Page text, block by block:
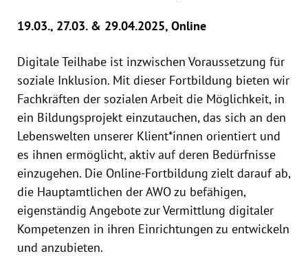
19.03., 27.03. & 29.04.2025, Online
Digitale Teilhabe ist inzwischen Voraussetzung für
soziale Inklusion. Mit dieser Fortbildung bieten wir
Fachkräften der sozialen Arbeit die Möglichkeit, in
ein Bildungsprojekt einzutauchen, das sich an den
Lebenswelten unserer Klient*innen orientiert und
es ihnen ermöglicht, aktiv auf deren Bedürfnisse
einzugehen. Die Online-Fortbildung zielt darauf ab,
die Hauptamtlichen der AWO zu befähigen,
eigenständig Angebote zur Vermittlung digitaler
Kompetenzen in ihren Einrichtungen zu entwickeln
und anzubieten.